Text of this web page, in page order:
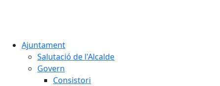
Ajuntament
Salutació de l'Alcalde
Govern
Consistori